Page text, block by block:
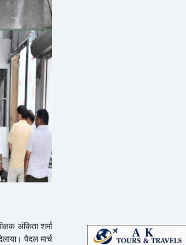
अंकिता शर्मा
पैदल मार्च